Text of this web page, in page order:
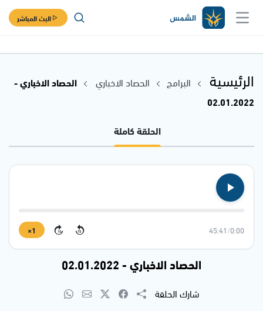
البث المباشر
الرئيسية البرامج الحصاد الاخباري
الحصاد الاخباري -
02.01.2022
الحلقة كاملة
0:00
/
45:41
15
15
1×
الحصاد الاخباري - 02.01.2022
شارك الحلقة